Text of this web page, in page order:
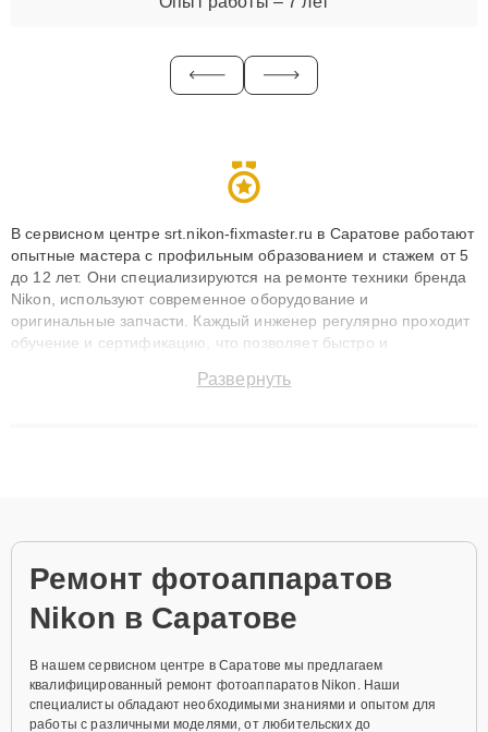
В сервисном центре srt.nikon-fixmaster.ru в Саратове работают
опытные мастера с профильным образованием и стажем от 5
до 12 лет. Они специализируются на ремонте техники бренда
Nikon, используют современное оборудование и
оригинальные запчасти. Каждый инженер регулярно проходит
обучение и сертификацию, что позволяет быстро и
сохранением гарантии до 3 лет. Наши мастера решают
Развернуть
Ремонт фотоаппаратов
Nikon в Саратове
В нашем сервисном центре в Саратове мы предлагаем
квалифицированный ремонт фотоаппаратов Nikon. Наши
специалисты обладают необходимыми знаниями и опытом для
работы с различными моделями, от любительских до